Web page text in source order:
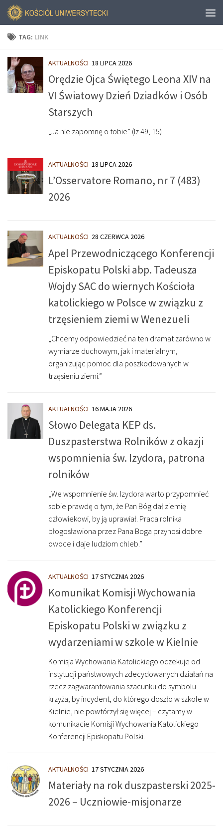
TAG: LINK
AKTUALNOŚCI 18 LIPCA 2026
Orędzie Ojca Świętego Leona XIV na
VI Światowy Dzień Dziadków i Osób
Starszych
„Ja nie zapomnę o tobie” (Iz 49, 15)
AKTUALNOŚCI 18 LIPCA 2026
L’Osservatore Romano, nr 7 (483)
2026
AKTUALNOŚCI 28 CZERWCA 2026
Apel Przewodniczącego Konferencji
Episkopatu Polski abp. Tadeusza
Wojdy SAC do wiernych Kościoła
katolickiego w Polsce w związku z
trzęsieniem ziemi w Wenezueli
„Chcemy odpowiedzieć na ten dramat zarówno w
wymiarze duchowym, jak i materialnym,
organizując pomoc dla poszkodowanych w
trzęsieniu ziemi.”
AKTUALNOŚCI 16 MAJA 2026
Słowo Delegata KEP ds.
Duszpasterstwa Rolników z okazji
wspomnienia św. Izydora, patrona
rolników
„We wspomnienie św. Izydora warto przypomnieć
sobie prawdę o tym, że Pan Bóg dał ziemię
człowiekowi, by ją uprawiał. Praca rolnika
błogosławiona przez Pana Boga przynosi dobre
owoce i daje ludziom chleb.”
AKTUALNOŚCI 17 STYCZNIA 2026
Komunikat Komisji Wychowania
Katolickiego Konferencji
Episkopatu Polski w związku z
wydarzeniami w szkole w Kielnie
Komisja Wychowania Katolickiego oczekuje od
instytucji państwowych zdecydowanych działań na
rzecz zagwarantowania szacunku do symbolu
krzyża, by incydent, do którego doszło w szkole w
Kielnie, nie powtórzył się więcej – czytamy w
komunikacie Komisji Wychowania Katolickiego
Konferencji Episkopatu Polski.
AKTUALNOŚCI 17 STYCZNIA 2026
Materiały na rok duszpasterski 2025-
2026 – Uczniowie-misjonarze